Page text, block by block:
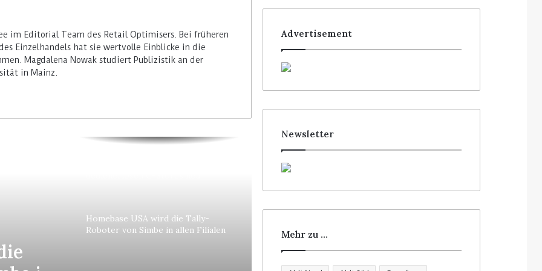
im Editorial Team des Retail Optimisers. Bei früheren
Einzelhandels hat sie wertvolle Einblicke in die
Magdalena Nowak studiert Publizistik an der
in Mainz.
Homebase USA wird die Tally-
Roboter von Simbe in allen Filialen
Advertisement
Newsletter
Mehr zu …